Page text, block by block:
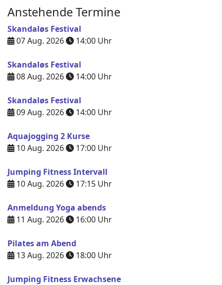
Anstehende Termine
Skandaløs Festival
07 Aug. 2026
14:00 Uhr
Skandaløs Festival
08 Aug. 2026
14:00 Uhr
Skandaløs Festival
09 Aug. 2026
14:00 Uhr
Aquajogging 2 Kurse
10 Aug. 2026
17:00 Uhr
Jumping Fitness Intervall
10 Aug. 2026
17:15 Uhr
Anmeldung Yoga abends
11 Aug. 2026
16:00 Uhr
Pilates am Abend
13 Aug. 2026
18:00 Uhr
Jumping Fitness Erwachsene